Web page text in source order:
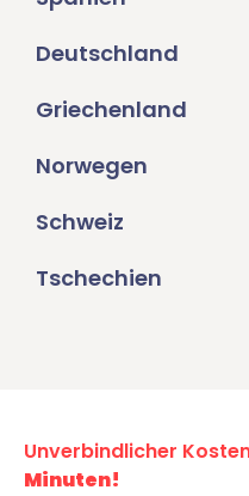
Deutschland
Griechenland
Norwegen
Schweiz
Tschechien
Unverbindlicher
Minuten!